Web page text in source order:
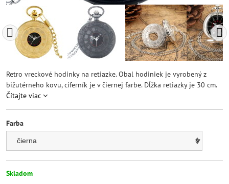
Retro vreckové hodinky na retiazke. Obal hodiniek je vyrobený z
bižutérneho kovu, ciferník je v čiernej farbe. Dĺžka retiazky je 30 cm.
Čítajte viac
Farba
Skladom